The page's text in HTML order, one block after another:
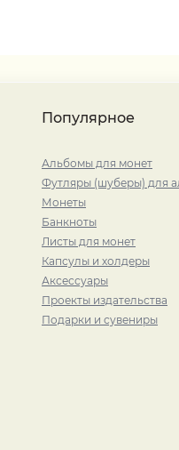
Популярное
Альбомы для монет
Футляры (шуберы) для
Монеты
Банкноты
Листы для монет
Капсулы и холдеры
Аксессуары
Проекты издательства
Подарки и сувениры